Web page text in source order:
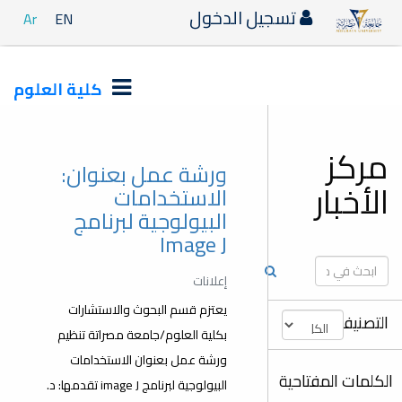
Ar EN
ورشة عمل بعنوان:
الاستخدامات
البيولوجية لبرنامج
Image J
إعلانات
يعتزم قسم البحوث والاستشارات
بكلية العلوم/جامعة مصراتة تنظيم
البيولوجية لبرنامج image J تقدمها: د.